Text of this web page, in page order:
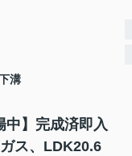
溝
中】完成済即入
ス、LDK20.6